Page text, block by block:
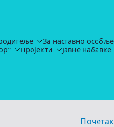
uredj
За наставно особље
Пројекти
Јавне набавке
Почетак